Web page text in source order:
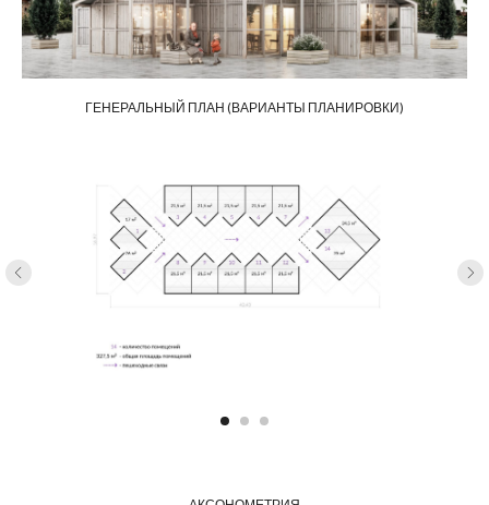
ГЕНЕРАЛЬНЫЙ ПЛАН (ВАРИАНТЫ ПЛАНИРОВКИ)